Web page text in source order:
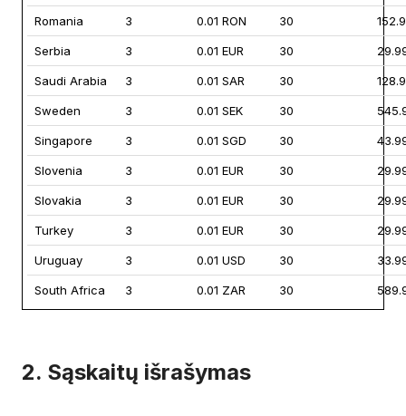
Romania 3 0.01 RON 30
Serbia 3 0.01 EUR 30
Saudi Arabia 3 0.01 SAR 30
Sweden 3 0.01 SEK 30
Singapore 3 0.01 SGD 30
Slovenia 3 0.01 EUR 30
Slovakia 3 0.01 EUR 30
Turkey 3 0.01 EUR 30
Uruguay 3 0.01 USD 30
South Africa 3 0.01 ZAR 30
2. Sąskaitų išrašymas